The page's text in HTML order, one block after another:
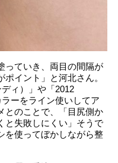
っていき、両目の間隔が
イント」と河北さん。
ィ）」や「2012
ーをライン使いしてア
とのことで、「目尻側か
と失敗しにくい」そうで
を使ってぼかしながら整